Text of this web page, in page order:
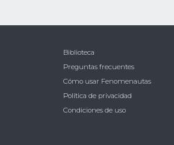
Biblioteca
Preguntas frecuentes
Cómo usar Fenomenautas
Política de privacidad
Condiciones de uso